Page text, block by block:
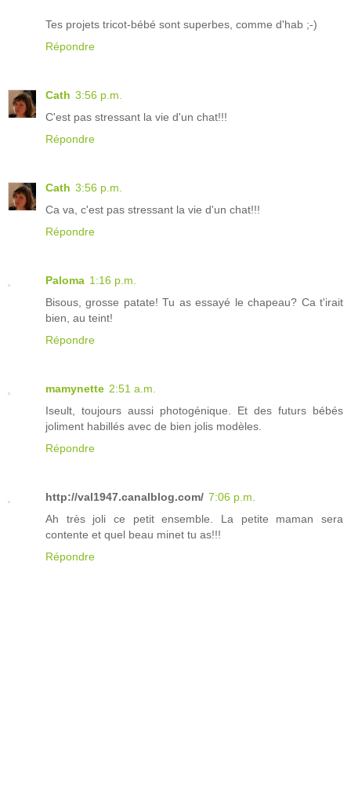
Tes projets tricot-bébé sont superbes, comme d'hab ;-)
Répondre
Cath 3:56 p.m.
C'est pas stressant la vie d'un chat!!!
Répondre
Cath 3:56 p.m.
Ca va, c'est pas stressant la vie d'un chat!!!
Répondre
Paloma 1:16 p.m.
Bisous, grosse patate! Tu as essayé le chapeau? Ca t'irait
bien, au teint!
Répondre
mamynette 2:51 a.m.
Iseult, toujours aussi photogénique. Et des futurs bébés
joliment habillés avec de bien jolis modèles.
Répondre
http://val1947.canalblog.com/ 7:06 p.m.
Ah très joli ce petit ensemble. La petite maman sera
contente et quel beau minet tu as!!!
Répondre